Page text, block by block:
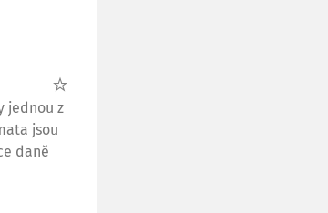
jednou z
jsou
daně